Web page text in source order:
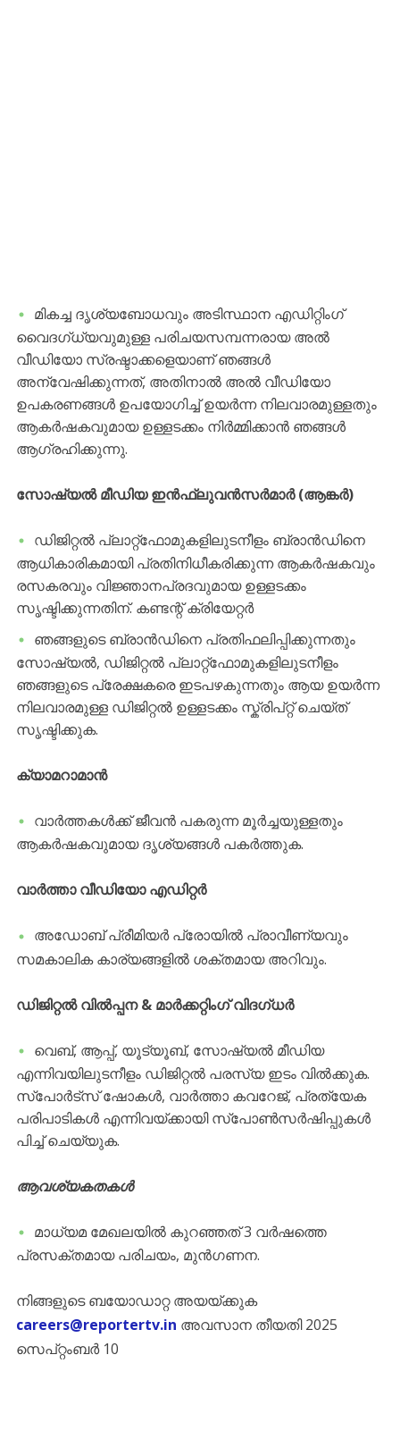
മികച്ച ദൃശ്യബോധവും അടിസ്ഥാന എഡിറ്റിംഗ്
വൈദഗ്ധ്യവുമുള്ള പരിചയസമ്പന്നരായ അൽ
വീഡിയോ സ്രഷ്ടാക്കളെയാണ് ഞങ്ങൾ
അന്വേഷിക്കുന്നത്, അതിനാൽ അൽ വീഡിയോ
ഉപകരണങ്ങൾ ഉപയോഗിച്ച് ഉയർന്ന നിലവാരമുള്ളതും
ആകർഷകവുമായ ഉള്ളടക്കം നിർമ്മിക്കാൻ ഞങ്ങൾ
ആഗ്രഹിക്കുന്നു.
സോഷ്യൽ മീഡിയ ഇൻഫ്ലുവൻസർമാർ (ആങ്കർ)
ഡിജിറ്റൽ പ്ലാറ്റ്‌ഫോമുകളിലുടനീളം ബ്രാൻഡിനെ
ആധികാരികമായി പ്രതിനിധീകരിക്കുന്ന ആകർഷകവും
രസകരവും വിജ്ഞാനപ്രദവുമായ ഉള്ളടക്കം
സൃഷ്ടിക്കുന്നതിന്. കണ്ടന്റ് ക്രിയേറ്റർ
ഞങ്ങളുടെ ബ്രാൻഡിനെ പ്രതിഫലിപ്പിക്കുന്നതും
സോഷ്യൽ, ഡിജിറ്റൽ പ്ലാറ്റ്‌ഫോമുകളിലുടനീളം
ഞങ്ങളുടെ പ്രേക്ഷകരെ ഇടപഴകുന്നതും ആയ ഉയർന്ന
നിലവാരമുള്ള ഡിജിറ്റൽ ഉള്ളടക്കം സ്ക്രിപ്റ്റ് ചെയ്ത്
സൃഷ്ടിക്കുക.
ക്യാമറാമാൻ
വാർത്തകൾക്ക് ജീവൻ പകരുന്ന മൂർച്ചയുള്ളതും
ആകർഷകവുമായ ദൃശ്യങ്ങൾ പകർത്തുക.
വാർത്താ വീഡിയോ എഡിറ്റർ
അഡോബ് പ്രീമിയർ പ്രോയിൽ പ്രാവീണ്യവും
സമകാലിക കാര്യങ്ങളിൽ ശക്തമായ അറിവും.
ഡിജിറ്റൽ വിൽപ്പന & മാർക്കറ്റിംഗ് വിദഗ്ധർ
വെബ്, ആപ്പ്, യൂട്യൂബ്, സോഷ്യൽ മീഡിയ
എന്നിവയിലുടനീളം ഡിജിറ്റൽ പരസ്യ ഇടം വിൽക്കുക.
സ്പോർട്സ് ഷോകൾ, വാർത്താ കവറേജ്, പ്രത്യേക
പരിപാടികൾ എന്നിവയ്ക്കായി സ്പോൺസർഷിപ്പുകൾ
പിച്ച് ചെയ്യുക.
ആവശ്യകതകൾ
മാധ്യമ മേഖലയിൽ കുറഞ്ഞത് 3 വർഷത്തെ
പ്രസക്തമായ പരിചയം, മുൻഗണന.
നിങ്ങളുടെ ബയോഡാറ്റ അയയ്‌ക്കുക
careers@reportertv.in അവസാന തീയതി 2025
സെപ്റ്റംബർ 10